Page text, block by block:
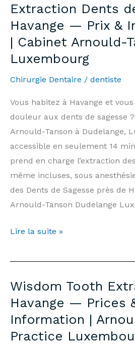
—
Prices
Information
Arnould-
Tanson
Practice
Luxembourg
Extraction Dents
Havange — Prix &
| Cabinet Arnould-
Luxembourg
Chirurgie Dentaire / dentiste
Vous habitez à Havange et
douleur aux dents de sagesse
Arnould-Tanson à Dudelange,
accessible en seulement 14
prend en charge l’extraction
même incluses, sous
des Dents de Sagesse près de
Arnould-Tanson Dudelange
Extraction
de
Havange
—
Prix
&
Lire la suite »
Wisdom Tooth
Havange — Prices
Information |
Practice